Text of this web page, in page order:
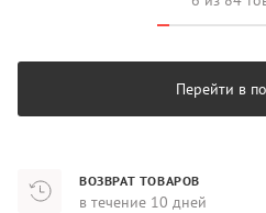
Перейти в
ВОЗВРАТ ТОВАРОВ
в течение 10 дней